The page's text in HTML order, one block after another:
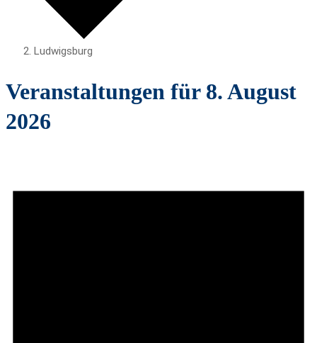
Ludwigsburg
Veranstaltungen für 8. August
2026